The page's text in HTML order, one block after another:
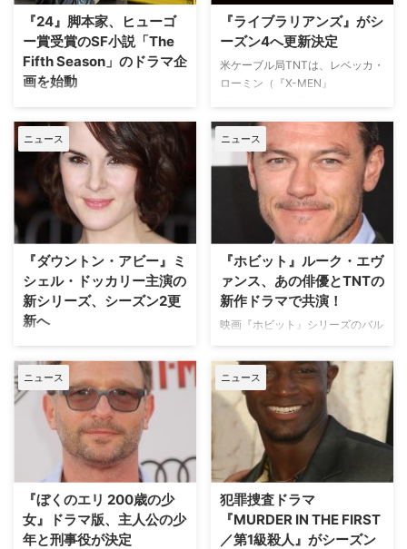
したことがわかった。米
Deadlineが報じている。 【関連
記事】『スノーピ…
『24』脚本家、ヒューゴ
ー賞受賞のSF小説「The
Fifth Season」のドラマ企
画を始動
SF／ファンタジーの分野で権威
のあるヒューゴー賞（長編小説部
門）をアフリカ系アメリカ人とし
て初めて受賞したN・K・ジェミ
シン作の小説「The Fifth
Season」が、米TNTでドラマシ
リーズになる企画が動いているこ
とを、米Deadlineが報じた。
破壊する規模の大地…
『ライブラリアンズ』がシ
ーズン4へ更新決定
米ケーブル局TNTは、レベッカ・
ローミン（『X-MEN』
ーマン』）主演のアクション・ア
ドベンチャー『ライブラリアン
ズ 失われた秘宝』シーズン4へ
の更新を決定した。米TV Lineな
どが報じている。 『ライブラリ
アンズ』はもともと、2004年、
2006年、2008年にTV映画とし
て3作放…
ニュース
『ダウントン・アビー』ミ
シェル・ドッカリー主演の
新シリーズ、シーズン2更
新へ
人気ドラマ『ダウントン・アビ
ー』の長女メアリー役で知られる
ミシェル・ドッカリーが主演を務
める米TNTの新ドラマ『Good
Behavior（原題）』がシーズン2
へ更新されることが決まった。米
TV Lineが報じている。 本作は
『ウェイワード・パインズ 出口
ク・クラウチ著の小説が原作で、
クラ…
ニュース
『ホビット』ルーク・エヴ
ァンス、あの俳優とTNTの
新作ドラマで共演！
映画『ホビット』シリーズのバル
ルーク・エヴァンスが、映画『イ
ングロリアス・バスターズ』『シ
ビル・ウォー／キャプテン・アメ
リカ』などで知られるダニエル・
ブリュールと、米TNTの新作ドラ
マ『The Alienist（原題）』で共
演することが分かった。米
Varietyなどが報じている。
1896…
ニュース
『ぼくのエリ 200歳の少
女』ドラマ版、主人公の少
年と刑事役が決定
ニュース
犯罪捜査ドラマ
『MURDER IN THE FIRST
／第1級殺人』がシーズン